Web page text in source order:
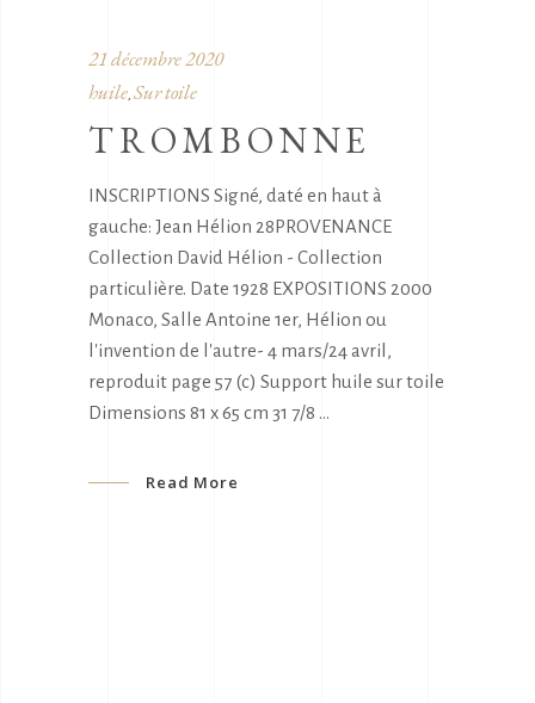
21 décembre 2020
huile, Sur toile
TROMBONNE
INSCRIPTIONS Signé, daté en haut à
gauche: Jean Hélion 28PROVENANCE
Collection David Hélion - Collection
particulière. Date 1928 EXPOSITIONS 2000
Monaco, Salle Antoine 1er, Hélion ou
l'invention de l'autre- 4 mars/24 avril,
reproduit page 57 (c) Support huile sur toile
Dimensions 81 x 65 cm 31 7/8
Read More